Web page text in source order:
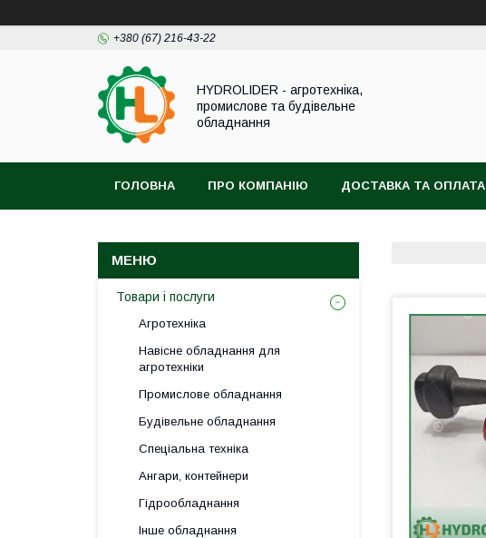
+380 (67) 216-43-22
HYDROLIDER - агротехніка,
промислове та будівельне
обладнання
ГОЛОВНА ПРО КОМПАНІЮ ДОСТАВКА ТА ОПЛАТА
Товари і послуги
Агротехніка
Навісне обладнання для
агротехніки
Промислове обладнання
Будівельне обладнання
Спеціальна техніка
Ангари, контейнери
Гідрообладнання
Інше обладнання